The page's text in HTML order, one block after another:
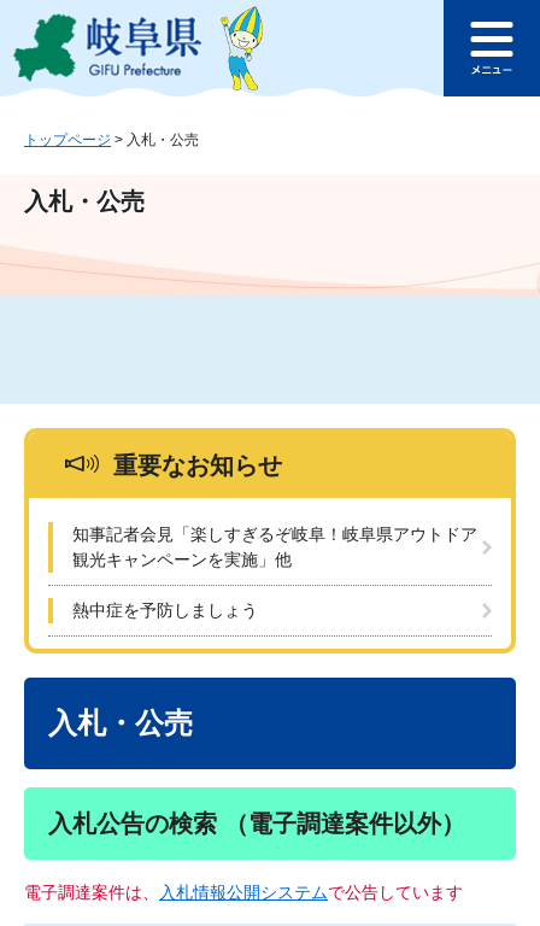
ジ
ュ
文
このページの本文へ
ュ
トップページ > 入札・公売
入札・公売
重要なお知らせ
知事記者会見「楽しすぎるぞ岐阜！岐阜県アウトドア
観光キャンペーンを実施」他
熱中症を予防しましょう
入札・公売
入札公告の検索 （電子調達案件以外）
電子調達案件は、 入札情報公開システムで公告しています